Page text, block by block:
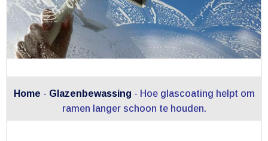
Home - Glazenbewassing - Hoe glascoating helpt om
ramen langer schoon te houden.​